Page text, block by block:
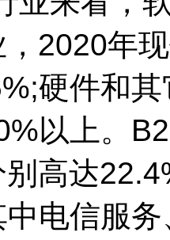
2020年
硬件和
以上。
高达
电信服